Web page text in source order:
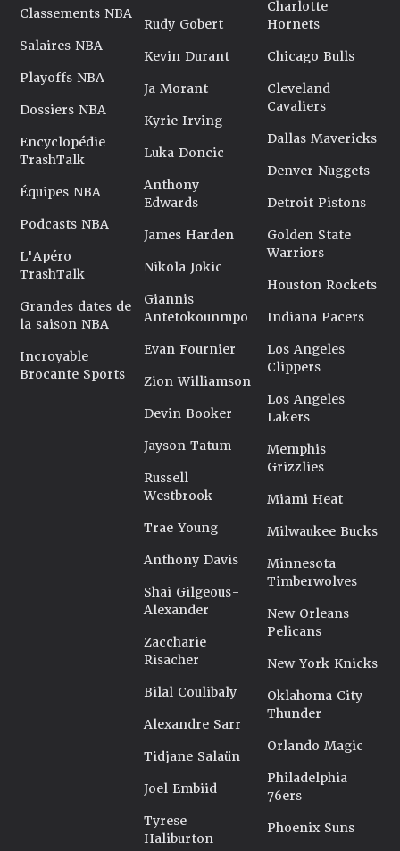
Classements NBA
Salaires NBA
Playoffs NBA
Dossiers NBA
Encyclopédie
TrashTalk
Équipes NBA
Podcasts NBA
L'Apéro
TrashTalk
Grandes dates de
la saison NBA
Incroyable
Brocante Sports
Rudy Gobert
Kevin Durant
Ja Morant
Kyrie Irving
Luka Doncic
Anthony
Edwards
James Harden
Nikola Jokic
Giannis
Antetokounmpo
Evan Fournier
Zion Williamson
Devin Booker
Jayson Tatum
Russell
Westbrook
Trae Young
Anthony Davis
Shai Gilgeous-
Alexander
Zaccharie
Risacher
Bilal Coulibaly
Alexandre Sarr
Tidjane Salaün
Joel Embiid
Tyrese
Haliburton
Charlotte
Hornets
Chicago Bulls
Cleveland
Cavaliers
Dallas Mavericks
Denver Nuggets
Detroit Pistons
Golden State
Warriors
Houston Rockets
Indiana Pacers
Los Angeles
Clippers
Los Angeles
Lakers
Memphis
Grizzlies
Miami Heat
Milwaukee Bucks
Minnesota
Timberwolves
New Orleans
Pelicans
New York Knicks
Oklahoma City
Thunder
Orlando Magic
Philadelphia
76ers
Phoenix Suns